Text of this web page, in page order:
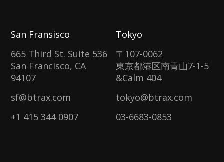
San Fransisco
665 Third St. Suite 536
San Francisco, CA
94107
sf@btrax.com
+1 415 344 0907
Tokyo
〒107-0062
東京都港区南青山7-1-5
&Calm 404
tokyo@btrax.com
03-6683-0853